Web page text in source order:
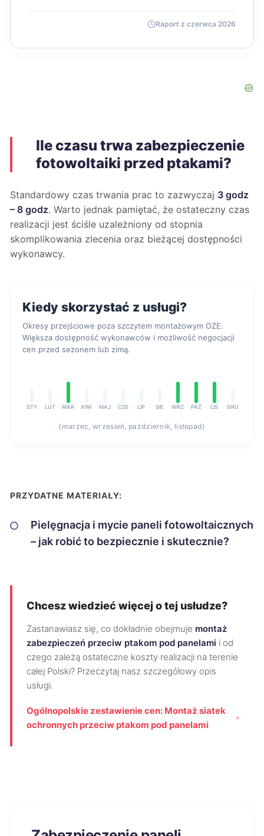
Raport z czerwca 2026
Ile czasu trwa zabezpieczenie
fotowoltaiki przed ptakami?
Standardowy czas trwania prac to zazwyczaj 3 godz
– 8 godz. Warto jednak pamiętać, że ostateczny czas
realizacji jest ściśle uzależniony od stopnia
skomplikowania zlecenia oraz bieżącej dostępności
wykonawcy.
Kiedy skorzystać z usługi?
Okresy przejściowe poza szczytem montażowym OZE.
Większa dostępność wykonawców i możliwość negocjacji
cen przed sezonem lub zimą.
STY LUT MAR KWI MAJ CZE LIP SIE WRZ PAŹ LIS GRU
(marzec, wrzesień, październik, listopad)
PRZYDATNE MATERIAŁY:
Pielęgnacja i mycie paneli fotowoltaicznych
– jak robić to bezpiecznie i skutecznie?
Chcesz wiedzieć więcej o tej usłudze?
Zastanawiasz się, co dokładnie obejmuje montaż
zabezpieczeń przeciw ptakom pod panelami i od
czego zależą ostateczne koszty realizacji na terenie
całej Polski? Przeczytaj nasz szczegółowy opis
usługi.
Ogólnopolskie zestawienie cen: Montaż siatek
ochronnych przeciw ptakom pod panelami